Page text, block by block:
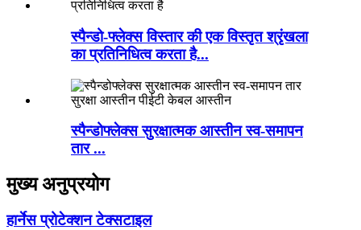
स्पैन्डो-फ्लेक्स विस्तार की एक विस्तृत श्रृंखला
का प्रतिनिधित्व करता है...
स्पैन्डोफ्लेक्स सुरक्षात्मक आस्तीन स्व-समापन
तार ...
मुख्य अनुप्रयोग
हार्नेस प्रोटेक्शन टेक्सटाइल